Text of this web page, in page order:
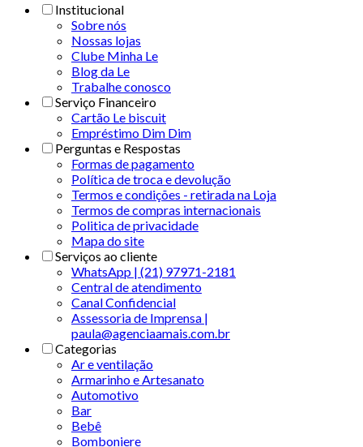
Institucional
Sobre nós
Nossas lojas
Clube Minha Le
Blog da Le
Trabalhe conosco
Serviço Financeiro
Cartão Le biscuit
Empréstimo Dim Dim
Perguntas e Respostas
Formas de pagamento
Política de troca e devolução
Termos e condições - retirada na Loja
Termos de compras internacionais
Politica de privacidade
Mapa do site
Serviços ao cliente
WhatsApp | (21) 97971-2181
Central de atendimento
Canal Confidencial
Assessoria de Imprensa |
paula@agenciaamais.com.br
Categorias
Ar e ventilação
Armarinho e Artesanato
Automotivo
Bar
Bebê
Bomboniere